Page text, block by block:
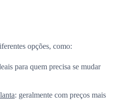
opções, como:
para quem precisa se mudar
: geralmente com preços mais